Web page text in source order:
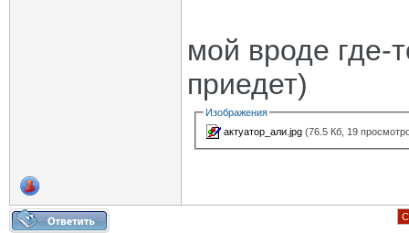
мой вроде
приедет)
Изображения
актуатор_али.jpg (76.5 Кб, 19